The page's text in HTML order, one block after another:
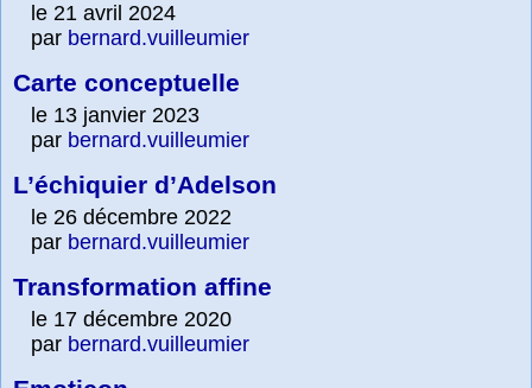
le 21 avril 2024
par bernard.vuilleumier
Carte conceptuelle
le 13 janvier 2023
par bernard.vuilleumier
L’échiquier d’Adelson
le 26 décembre 2022
par bernard.vuilleumier
Transformation affine
le 17 décembre 2020
par bernard.vuilleumier